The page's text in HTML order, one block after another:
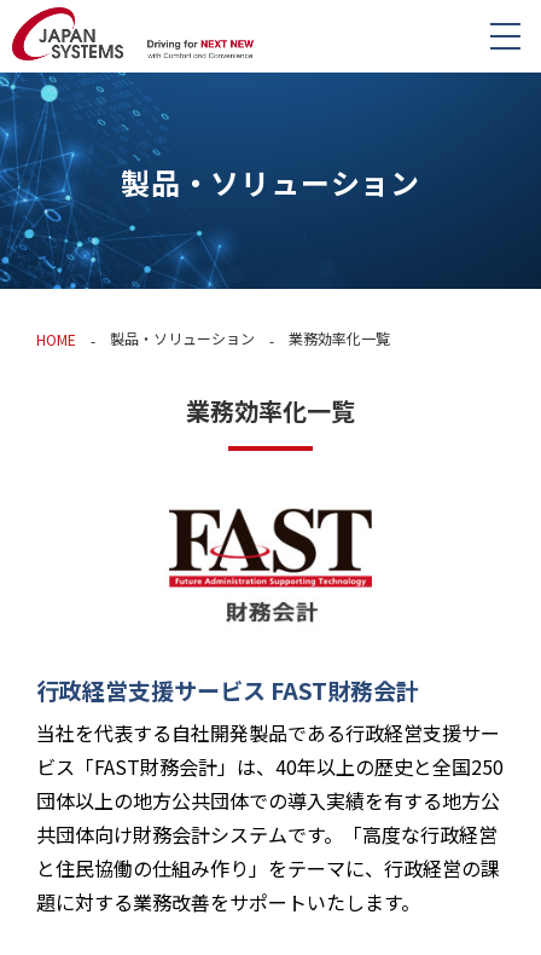
製品・ソリューション
HOME 製品・ソリューション 業務効率化一覧
業務効率化一覧
行政経営支援サービス FAST財務会計
当社を代表する自社開発製品である行政経営支援サー
ビス「FAST財務会計」は、40年以上の歴史と全国250
団体以上の地方公共団体での導入実績を有する地方公
共団体向け財務会計システムです。「高度な行政経営
と住民協働の仕組み作り」をテーマに、行政経営の課
題に対する業務改善をサポートいたします。